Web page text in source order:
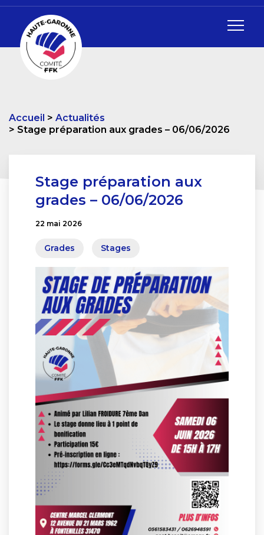
Accueil
Actualités
Stage préparation aux grades – 06/06/2026
Stage préparation aux
grades – 06/06/2026
22 mai 2026
Grades Stages